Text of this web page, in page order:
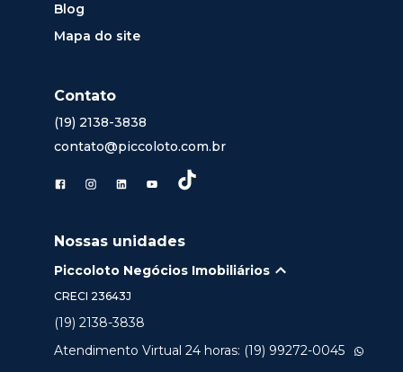
Blog
Mapa do site
Contato
(19) 2138-3838
contato@piccoloto.com.br
Nossas unidades
Piccoloto Negócios Imobiliários
CRECI 23643J
(19) 2138-3838
Atendimento Virtual 24 horas: (19) 99272-0045